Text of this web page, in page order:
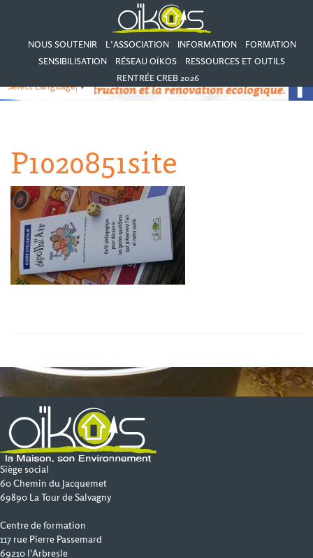
NOUS SOUTENIR L’ASSOCIATION INFORMATION
FORMATION
SENSIBILISATION
RÉSEAU OÏKOS
RESSOURCES ET OUTILS
RENTRÉE CREB 2026
Select Language▼
P1020851site
Siège social
60 Chemin du Jacquemet
69890 La Tour de Salvagny
Centre de formation
117 rue Pierre Passemard
69210 l'Arbresle